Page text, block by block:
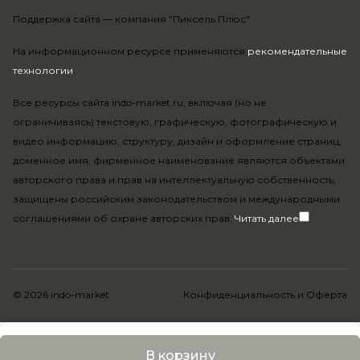
В корзину
На информационном ресурсе применяются рекомендательные
технологии.
Все ресурсы сайта indo-market.ru, включая (но не
ограничиваясь) текстовую, графическую, фотографическую и
видео информацию, структуру, дизайн и оформление страниц,
доменное имя, фирменное наименование являются объектами
авторского права и прав на интеллектуальную собственность,
защищены российским законодательством и международными
соглашениями об охране авторских прав. Читать далее
Поддержка сайта — компания "Пиксель Плюс"
© 2026 indo-market Конфиденциальность и Оферта